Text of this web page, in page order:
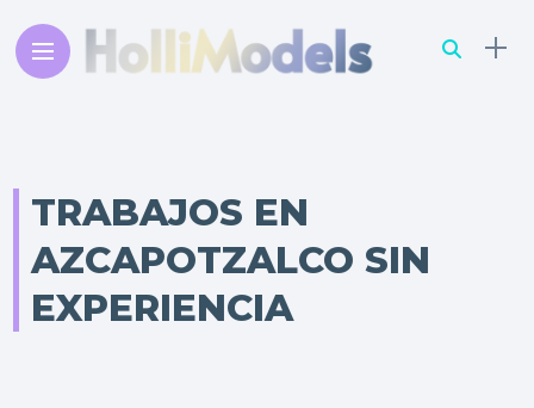
TRABAJOS EN
AZCAPOTZALCO SIN
EXPERIENCIA